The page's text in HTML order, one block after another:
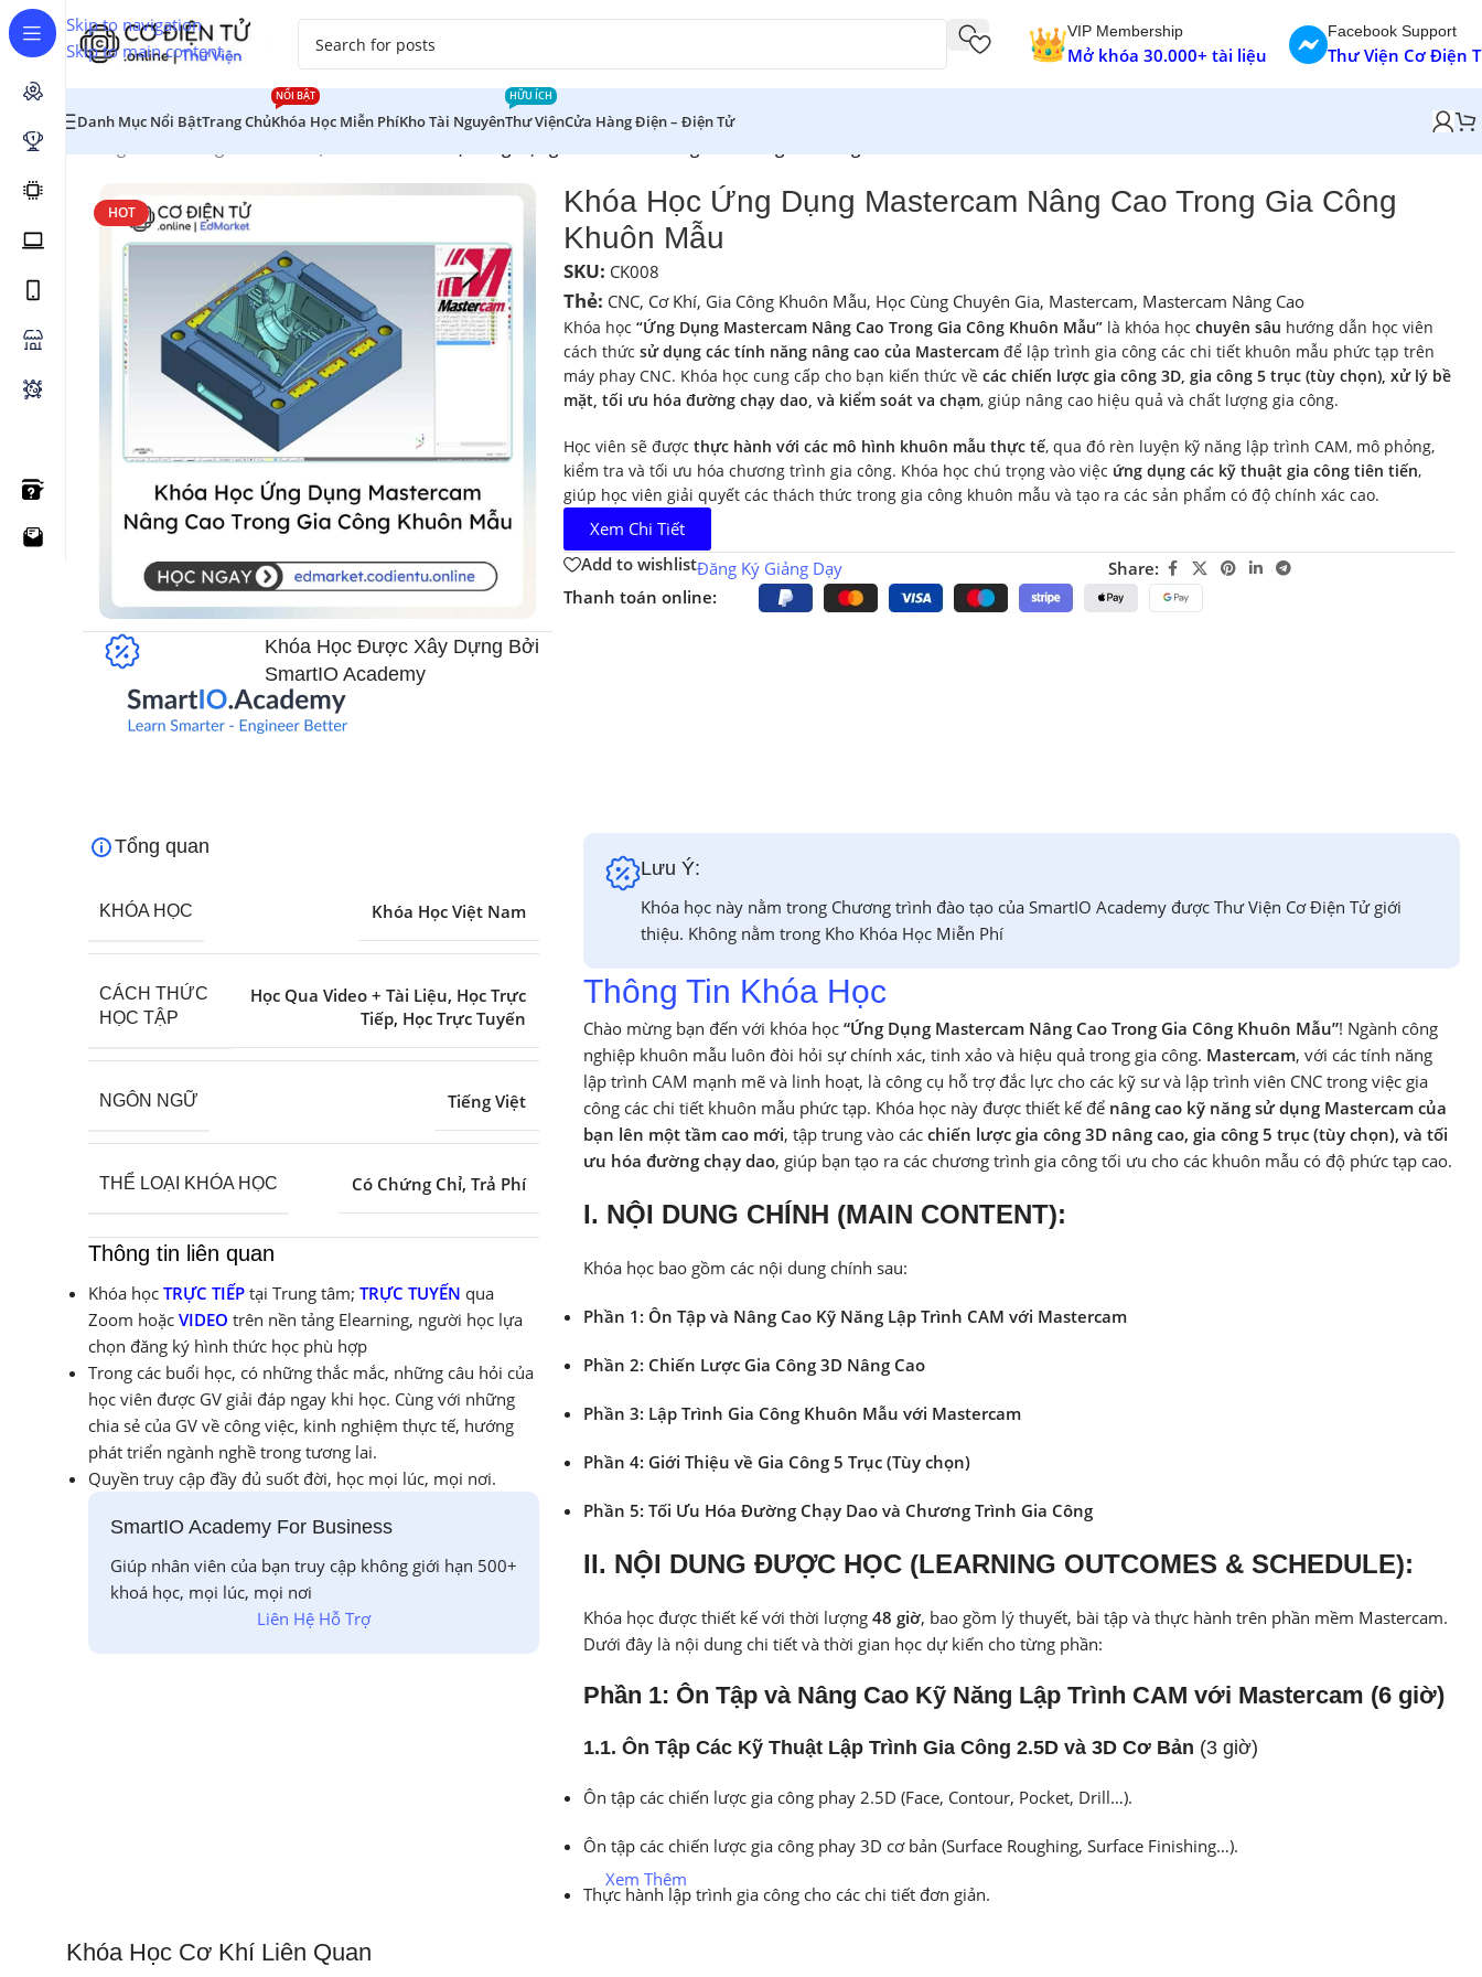
Skip to navigation
Skip to main content
VIP Membership
Mở khóa 30.000+ tài liệu
Facebook Support
Thư Viện Cơ Điện
Danh Mục Nổi BậtTrang ChủKhóa Học Miễn Phí
NỔI BẬT
Kho Tài NguyênThư Viện
HỮU ÍCH
Cửa Hàng Điện – Điện Tử
HOT
Khóa Học Được Xây Dựng Bởi
SmartIO Academy​
Khóa Học Ứng Dụng Mastercam Nâng Cao Trong Gia Công
Khuôn Mẫu
SKU: CK008
Thẻ: CNC, Cơ Khí, Gia Công Khuôn Mẫu, Học Cùng Chuyên Gia, Mastercam, Mastercam Nâng Cao
Khóa học “Ứng Dụng Mastercam Nâng Cao Trong Gia Công Khuôn Mẫu”là khóa học chuyên sâu hướng dẫn học viên
cách thức sử dụng các tính năng nâng cao của Mastercamđể lập trình gia công các chi tiết khuôn mẫu phức tạp trên
máy phay CNC. Khóa học cung cấp cho bạn kiến thức về các chiến lược gia công 3D, gia công 5 trục (tùy chọn), xử lý bề
mặt, tối ưu hóa đường chạy dao, và kiểm soát va chạm, giúp nâng cao hiệu quả và chất lượng gia công.
Học viên sẽ được thực hành với các mô hình khuôn mẫu thực tế, qua đó rèn luyện kỹ năng lập trình CAM, mô phỏng,
kiểm tra và tối ưu hóa chương trình gia công. Khóa học chú trọng vào việc ứng dụng các kỹ thuật gia công tiên tiến,
giúp học viên giải quyết các thách thức trong gia công khuôn mẫu và tạo ra các sản phẩm có độ chính xác cao.
Xem Chi Tiết
Add to wishlistĐăng Ký Giảng Dạy
Share:
Thanh toán online:
Tổng quan
KHÓA HỌC Khóa Học Việt Nam
CÁCH THỨC
HỌC TẬP
Học Qua Video + Tài Liệu, Học Trực
Tiếp, Học Trực Tuyến
NGÔN NGỮ Tiếng Việt
THỂ LOẠI KHÓA HỌC Có Chứng Chỉ, Trả Phí
Thông tin liên quan
Khóa học TRỰC TIẾP tại Trung tâm; TRỰC TUYẾN qua
Zoom hoặc VIDEO trên nền tảng Elearning, người học lựa
chọn đăng ký hình thức học phù hợp
Trong các buổi học, có những thắc mắc, những câu hỏi của
học viên được GV giải đáp ngay khi học. Cùng với những
chia sẻ của GV về công việc, kinh nghiệm thực tế, hướng
phát triển ngành nghề trong tương lai.
Quyền truy cập đầy đủ suốt đời, học mọi lúc, mọi nơi.
SmartIO Academy For Business
Giúp nhân viên của bạn truy cập không giới hạn 500+
khoá học, mọi lúc, mọi nơi
Liên Hệ Hỗ Trợ
Lưu Ý:
Khóa học này nằm trong Chương trình đào tạo của SmartIO Academy được Thư Viện Cơ Điện Tử giới
thiệu. Không nằm trong Kho Khóa Học Miễn Phí
Thông Tin Khóa Học
Chào mừng bạn đến với khóa học“Ứng Dụng Mastercam Nâng Cao Trong Gia Công Khuôn Mẫu”! Ngành công
nghiệp khuôn mẫu luôn đòi hỏi sự chính xác, tinh xảo và hiệu quả trong gia công. Mastercam, với các tính năng
lập trình CAM mạnh mẽ và linh hoạt, là công cụ hỗ trợ đắc lực cho các kỹ sư và lập trình viên CNC trong việc gia
công các chi tiết khuôn mẫu phức tạp. Khóa học này được thiết kế để nâng cao kỹ năng sử dụng Mastercam của
bạn lên một tầm cao mới, tập trung vào cácchiến lược gia công 3D nâng cao, gia công 5 trục (tùy chọn), và tối
ưu hóa đường chạy dao, giúp bạn tạo ra các chương trình gia công tối ưu cho các khuôn mẫu có độ phức tạp cao.
I. NỘI DUNG CHÍNH (MAIN CONTENT):
Khóa học bao gồm các nội dung chính sau:
Phần 1: Ôn Tập và Nâng Cao Kỹ Năng Lập Trình CAM với Mastercam
Phần 2: Chiến Lược Gia Công 3D Nâng Cao
Phần 3: Lập Trình Gia Công Khuôn Mẫu với Mastercam
Phần 4: Giới Thiệu về Gia Công 5 Trục (Tùy chọn)
Phần 5: Tối Ưu Hóa Đường Chạy Dao và Chương Trình Gia Công
II. NỘI DUNG ĐƯỢC HỌC (LEARNING OUTCOMES & SCHEDULE):
Khóa học được thiết kế với thời lượng48 giờ, bao gồm lý thuyết, bài tập và thực hành trên phần mềm Mastercam.
Dưới đây là nội dung chi tiết và thời gian học dự kiến cho từng phần:
Phần 1: Ôn Tập và Nâng Cao Kỹ Năng Lập Trình CAM với Mastercam (6 giờ)
1.1. Ôn Tập Các Kỹ Thuật Lập Trình Gia Công 2.5D và 3D Cơ Bản (3 giờ)
Ôn tập các chiến lược gia công phay 2.5D (Face, Contour, Pocket, Drill…).
Ôn tập các chiến lược gia công phay 3D cơ bản (Surface Roughing, Surface Finishing…).
Thực hành lập trình gia công cho các chi tiết đơn giản.
Xem Thêm
Khóa Học Cơ Khí Liên Quan